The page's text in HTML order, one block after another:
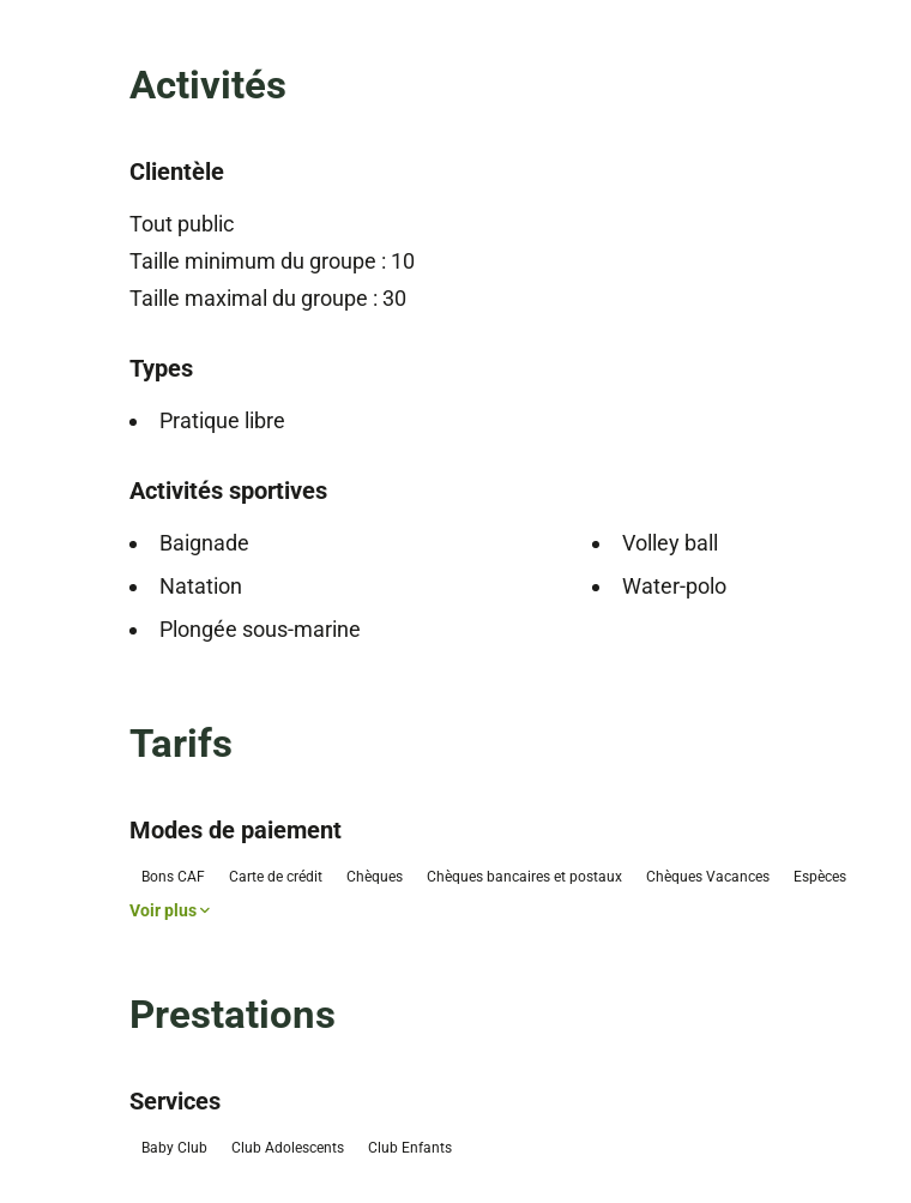
Activités
Clientèle
Tout public
Taille minimum du groupe : 10
Taille maximal du groupe : 30
Types
Pratique libre
Activités sportives
Baignade
Natation
Plongée sous-marine
Volley ball
Water-polo
Tarifs
Modes de paiement
Bons CAF Carte de crédit Chèques Chèques bancaires et postaux Chèques Vacances Espèces
Voir plus
Prestations
Services
Baby Club Club Adolescents Club Enfants